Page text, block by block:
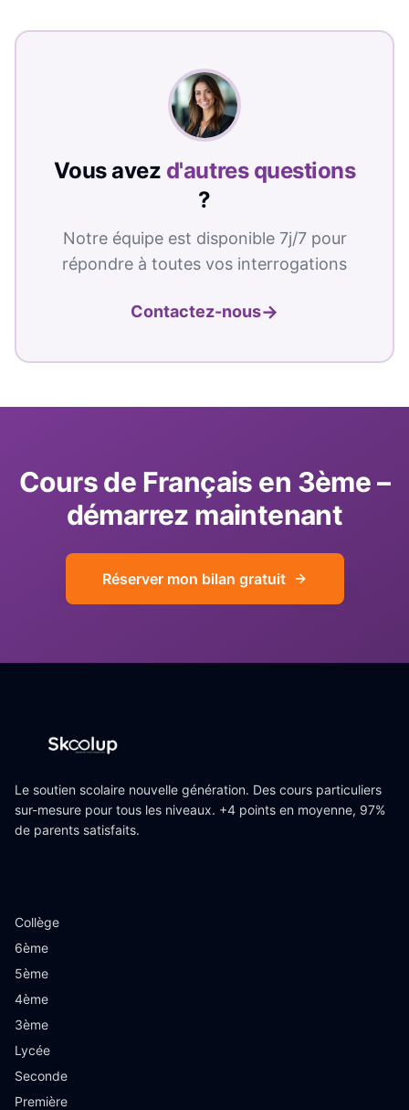
Vous avez d'autres questions
?
Notre équipe est disponible 7j/7 pour
répondre à toutes vos interrogations
Contactez-nous→
Cours de Français en 3ème–
démarrez maintenant
Réserver mon bilan gratuit
Le soutien scolaire nouvelle génération. Des cours particuliers
sur-mesure pour tous les niveaux. +4 points en moyenne, 97%
de parents satisfaits.
Collège
6ème
5ème
4ème
3ème
Lycée
Seconde
Première